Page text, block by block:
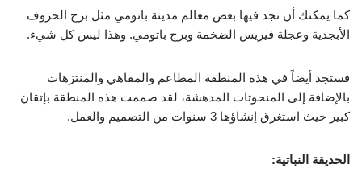
كما يمكنك أن تجد فيها بعض معالم مدينة باتومي مثل برج الحروف
الأبجدية وعجلة فيريس الضخمة وبرج باتومي. وهذا ليس كل شيء.
فستجد أيضاً في هذه المنطقة المطاعم والمقاهي والمنتزهات
بالإضافة إلى المنحوتات المدهشة، لقد صممت هذه المنطقة بإتقان
كبير حيث استغرق إنشاؤها 3 سنوات من التصميم والعمل.
الحديقة النباتية: